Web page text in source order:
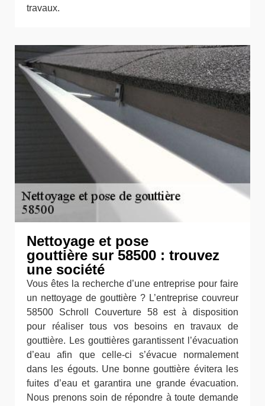
travaux.
Nettoyage et pose
gouttière sur 58500 : trouvez
une société
Vous êtes la recherche d’une entreprise pour faire
un nettoyage de gouttière ? L’entreprise couvreur
58500 Schroll Couverture 58 est à disposition
pour réaliser tous vos besoins en travaux de
gouttière. Les gouttières garantissent l’évacuation
d’eau afin que celle-ci s’évacue normalement
dans les égouts. Une bonne gouttière évitera les
fuites d’eau et garantira une grande évacuation.
Nous prenons soin de répondre à toute demande